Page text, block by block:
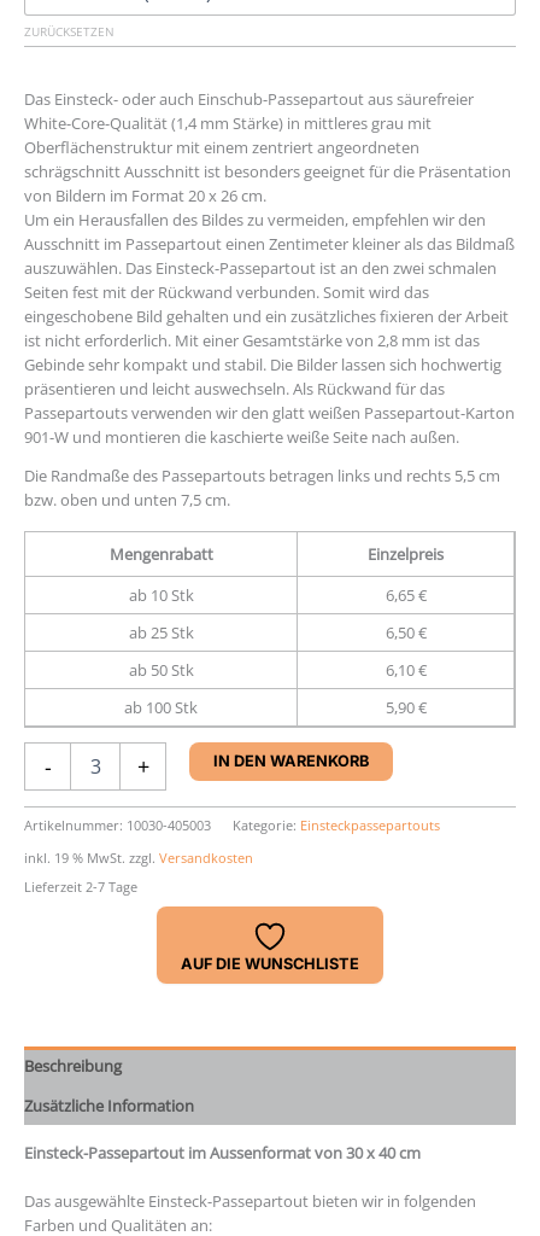
ZURÜCKSETZEN
Das Einsteck- oder auch Einschub-Passepartout aus säurefreier
White-Core-Qualität (1,4 mm Stärke) in mittleres grau mit
Oberflächenstruktur mit einem zentriert angeordneten
schrägschnitt Ausschnitt ist besonders geeignet für die Präsentation
von Bildern im Format 20 x 26 cm.
Um ein Herausfallen des Bildes zu vermeiden, empfehlen wir den
Ausschnitt im Passepartout einen Zentimeter kleiner als das Bildmaß
auszuwählen. Das Einsteck-Passepartout ist an den zwei schmalen
Seiten fest mit der Rückwand verbunden. Somit wird das
eingeschobene Bild gehalten und ein zusätzliches fixieren der Arbeit
ist nicht erforderlich. Mit einer Gesamtstärke von 2,8 mm ist das
Gebinde sehr kompakt und stabil. Die Bilder lassen sich hochwertig
präsentieren und leicht auswechseln. Als Rückwand für das
Passepartouts verwenden wir den glatt weißen Passepartout-Karton
901-W und montieren die kaschierte weiße Seite nach außen.
Die Randmaße des Passepartouts betragen links und rechts 5,5 cm
bzw. oben und unten 7,5 cm.
Mengenrabatt
Einzelpreis
ab 10 Stk
6,65 €
ab 25 Stk
6,50 €
ab 50 Stk
6,10 €
ab 100 Stk
5,90 €
-
Passepartout
30
x
40
Menge
+ IN DEN WARENKORB
Artikelnummer: 10030-405003 Kategorie: Einsteckpassepartouts
inkl. 19 % MwSt. zzgl. Versandkosten
Lieferzeit 2-7 Tage
AUF DIE WUNSCHLISTE
Beschreibung
Zusätzliche Information
Einsteck-Passepartout im Aussenformat von 30 x 40 cm
Das ausgewählte Einsteck-Passepartout bieten wir in folgenden
Farben und Qualitäten an: